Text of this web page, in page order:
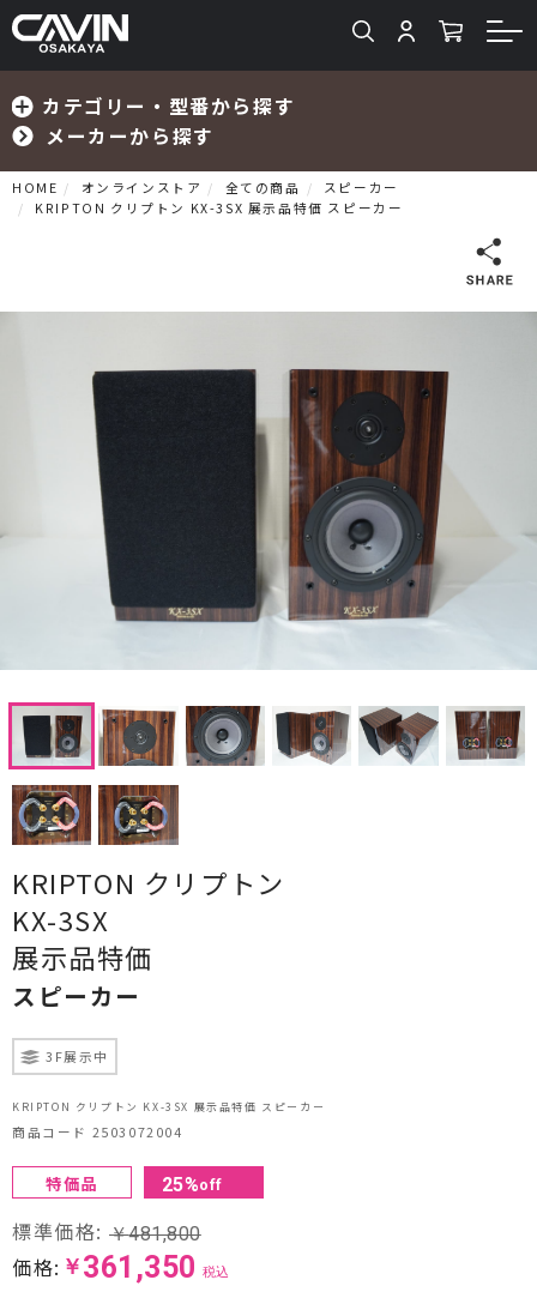
カテゴリー・型番から探す
メーカーから探す
検索
プリメインアンプ
プリアンプ
パワーアンプ
CDプレーヤー・レシーバー
ネットワークプレーヤー・D/Aコンバーター
レコードプレーヤー
フォノイコライザー・MCトランス
スピーカー
オーディオアクセサリー
ヘッドフォン・イヤホン
オーディオその他
AVアンプ
ＴＶ・レコーダー・プレーヤー
プロジェクター・スクリーン
サウンドバー・アンプ内蔵型スピーカー
センタースピーカー・サブウーファー
HOME オンラインストア 全ての商品
スピーカー
KRIPTON クリプトン KX-3SX 展示品特価 スピーカー
KRIPTON クリプトン
KX-3SX
展示品特価
スピーカー
3F展示中
KRIPTON クリプトン KX-3SX 展示品特価 スピーカー
商品コード 2503072004
特価品 25%off
標準価格: ￥481,800
価格: ￥ 361,350 税込